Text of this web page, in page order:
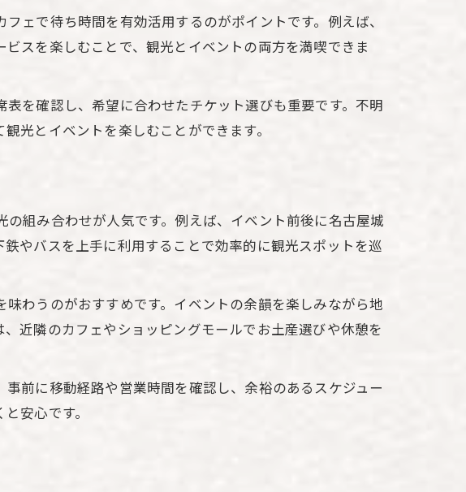
法
ジメント
ェで待ち時間を有効活用するのがポイントです。例えば、
スを楽しむことで、観光とイベントの両方を満喫できま
を確認し、希望に合わせたチケット選びも重要です。不明
光とイベントを楽しむことができます。
組み合わせが人気です。例えば、イベント前後に名古屋城
やバスを上手に利用することで効率的に観光スポットを巡
わうのがおすすめです。イベントの余韻を楽しみながら地
近隣のカフェやショッピングモールでお土産選びや休憩を
前に移動経路や営業時間を確認し、余裕のあるスケジュー
安心です。